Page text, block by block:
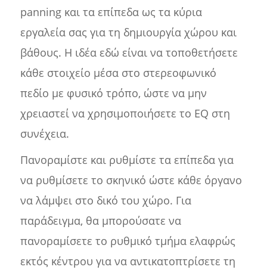
panning και τα επίπεδα ως τα κύρια
εργαλεία σας για τη δημιουργία χώρου και
βάθους. Η ιδέα εδώ είναι να τοποθετήσετε
κάθε στοιχείο μέσα στο στερεοφωνικό
πεδίο με φυσικό τρόπο, ώστε να μην
χρειαστεί να χρησιμοποιήσετε το EQ στη
συνέχεια.
Πανοραμίστε και ρυθμίστε τα επίπεδα για
να ρυθμίσετε το σκηνικό ώστε κάθε όργανο
να λάμψει στο δικό του χώρο. Για
παράδειγμα, θα μπορούσατε να
πανοραμίσετε το ρυθμικό τμήμα ελαφρώς
εκτός κέντρου για να αντικατοπτρίσετε τη